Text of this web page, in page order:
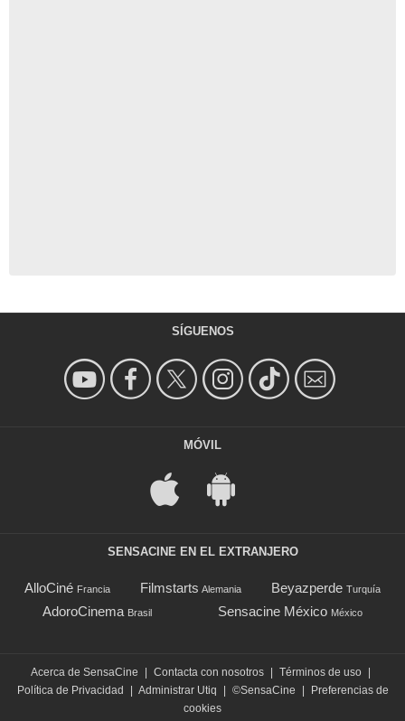
SÍGUENOS
MÓVIL
SENSACINE EN EL EXTRANJERO
AlloCiné Francia Filmstarts Alemania Beyazperde Turquía
AdoroCinema Brasil Sensacine México México
Acerca de SensaCine | Contacta con nosotros | Términos de uso |
Política de Privacidad
| Administrar Utiq | ©SensaCine |
Preferencias de
cookies